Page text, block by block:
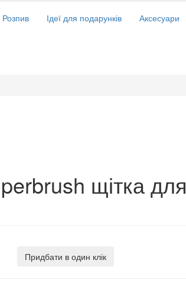
Розпив Ідеї для подарунків Аксесуари
щітка для
Придбати в один клік